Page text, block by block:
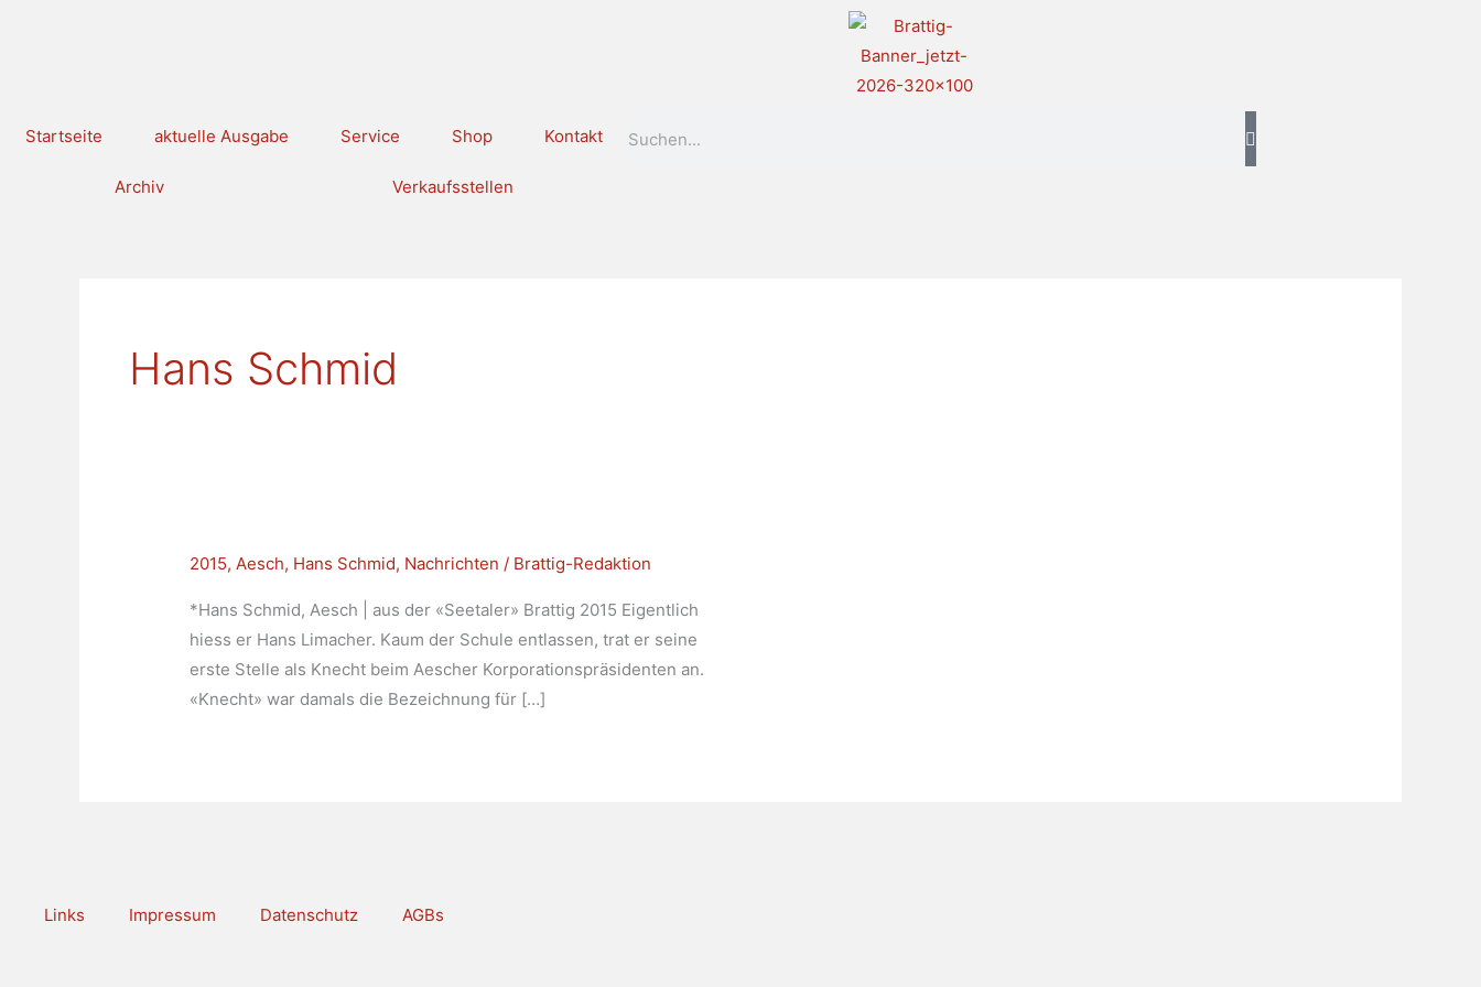
Startseite aktuelle Ausgabe Service Shop Kontakt
Archiv Verkaufsstellen
Hans Schmid
2015,Aesch, Hans Schmid, Nachrichten / Brattig-Redaktion
*Hans Schmid, Aesch | aus der «Seetaler» Brattig 2015 Eigentlich
hiess er Hans Limacher. Kaum der Schule entlassen, trat er seine
erste Stelle als Knecht beim Aescher Korporationspräsidenten an.
«Knecht» war damals die Bezeichnung für […]
Links Impressum Datenschutz AGBs